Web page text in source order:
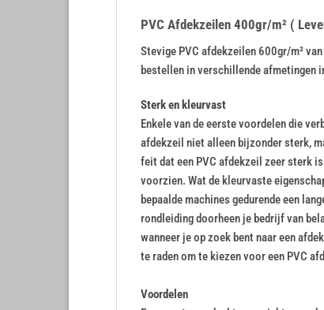
PVC Afdekzeilen 400gr/m² (
Stevige PVC afdekzeilen 600gr/m²
bestellen in verschillende afmetingen
Sterk en kleurvast
Enkele van de eerste voordelen die
afdekzeil niet alleen bijzonder sterk,
feit dat een PVC afdekzeil zeer sterk
voorzien. Wat de kleurvaste
bepaalde machines gedurende een
rondleiding doorheen je bedrijf van
wanneer je op zoek bent naar een
te raden om te kiezen voor een PVC
Voordelen